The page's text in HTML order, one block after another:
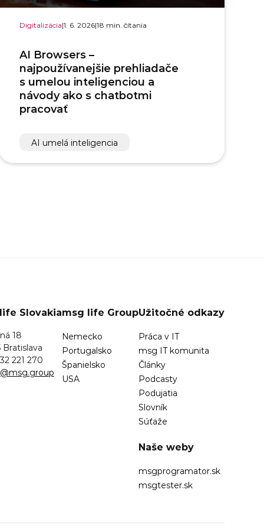
Digitalizácia|1. 6. 2026|18 min. čítania
AI Browsers –
najpoužívanejšie prehliadače
s umelou inteligenciou a
návody ako s chatbotmi
pracovať
AI umelá inteligencia
Slovakia
18
Bratislava
221 270
msg life Group
Nemecko
Portugalsko
Španielsko
USA
Užitočné odkazy
Práca v IT
msg IT komunita
Články
Podcasty
Podujatia
Slovník
Súťaže
Naše weby
msgprogramator.sk
msgtester.sk